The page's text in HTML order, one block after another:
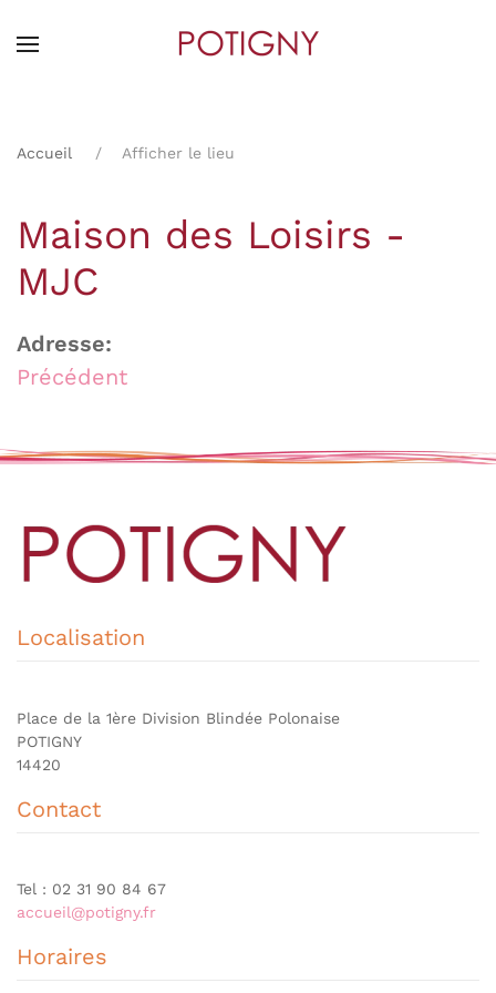
content
Accueil Afficher le lieu
Maison des Loisirs -
MJC
Adresse:
Précédent
Localisation
Place de la 1ère Division Blindée Polonaise
POTIGNY
14420
Contact
Tel : 02 31 90 84 67
accueil@potigny.fr
Horaires